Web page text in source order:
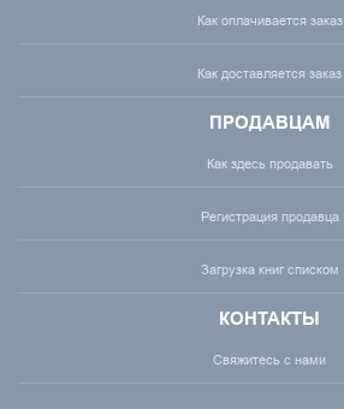
Как оплачивается заказ
Как доставляется заказ
ПРОДАВЦАМ
Как здесь продавать
Регистрация продавца
Загрузка книг списком
КОНТАКТЫ
Свяжитесь с нами